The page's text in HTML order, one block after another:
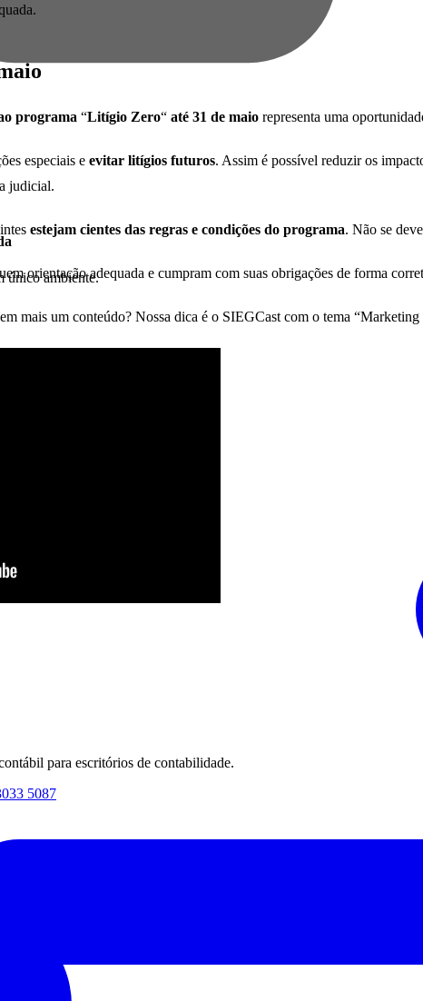
único ambiente.
programa “Litígio Zero“ até 31 de maio representa uma
especiais e evitar litígios futuros. Assim é possível reduzir os
judicial.
estejam cientes das regras e condições do programa. Não se
orientação adequada e cumpram com suas obrigações de forma
mais um conteúdo? Nossa dica é o SIEGCast com o tema
para escritórios de contabilidade.
5087